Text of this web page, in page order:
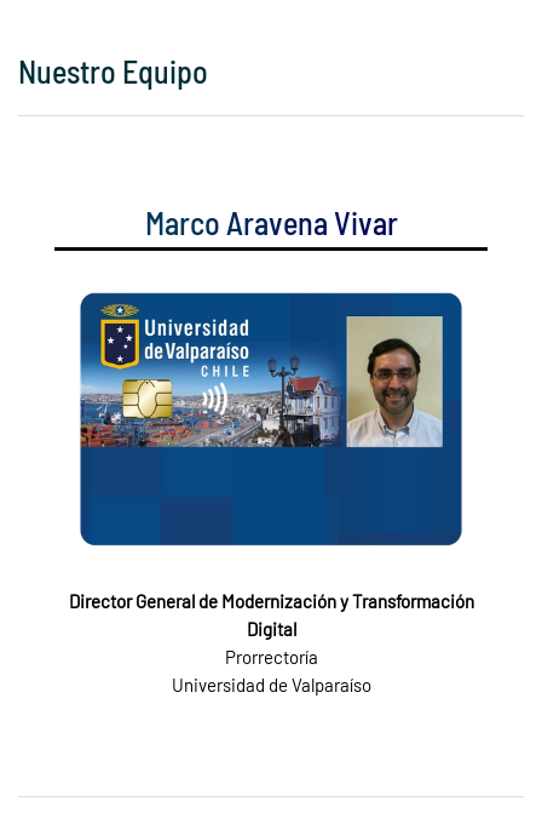
Nuestro Equipo
Marco Aravena Vivar
Director General de Modernización y Transformación
Digital
Prorrectoría
Universidad de Valparaíso